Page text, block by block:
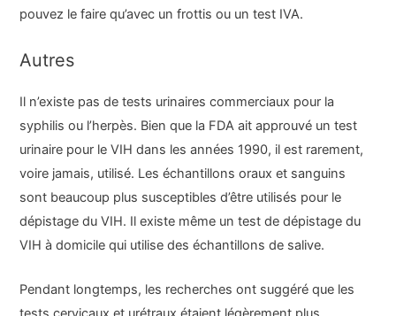
pouvez le faire qu’avec un frottis ou un test IVA.
Autres
Il n’existe pas de tests urinaires commerciaux pour la
syphilis ou l’herpès. Bien que la FDA ait approuvé un test
urinaire pour le VIH dans les années 1990, il est rarement,
voire jamais, utilisé. Les échantillons oraux et sanguins
sont beaucoup plus susceptibles d’être utilisés pour le
dépistage du VIH. Il existe même un test de dépistage du
VIH à domicile qui utilise des échantillons de salive.
Pendant longtemps, les recherches ont suggéré que les